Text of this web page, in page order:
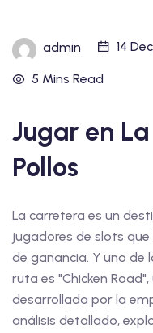
admin 14
5 Mins Read
Jugar en
Pollos
La carretera es un
jugadores de slots
de ganancia. Y uno de
ruta es "Chicken
desarrollada por la
análisis detallado,